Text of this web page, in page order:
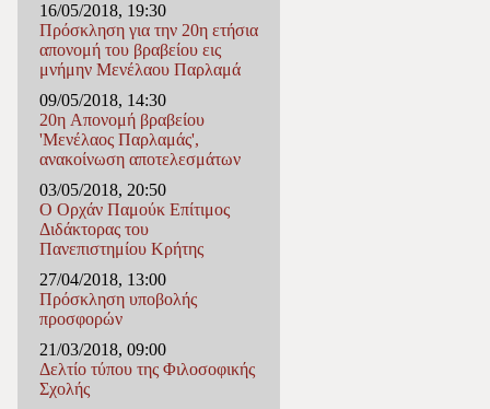
16/05/2018, 19:30
Πρόσκληση για την 20η ετήσια
απονομή του βραβείου εις
μνήμην Μενέλαου Παρλαμά
09/05/2018, 14:30
20η Απονομή βραβείου
'Μενέλαος Παρλαμάς',
ανακοίνωση αποτελεσμάτων
03/05/2018, 20:50
Ο Ορχάν Παμούκ Επίτιμος
Διδάκτορας του
Πανεπιστημίου Κρήτης
27/04/2018, 13:00
Πρόσκληση υποβολής
προσφορών
21/03/2018, 09:00
Δελτίο τύπου της Φιλοσοφικής
Σχολής